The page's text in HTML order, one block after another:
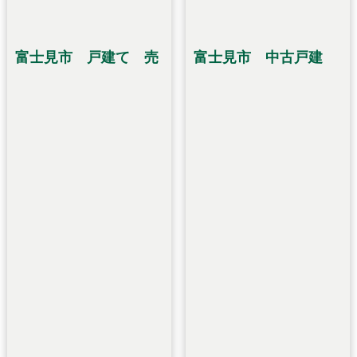
富士見市 戸建て 売 富士見市 中古戸建